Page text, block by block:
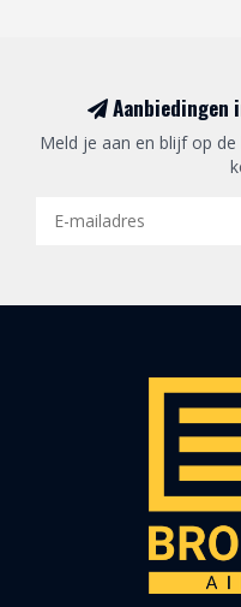
Aanbiedingen
Meld je aan en blijf op